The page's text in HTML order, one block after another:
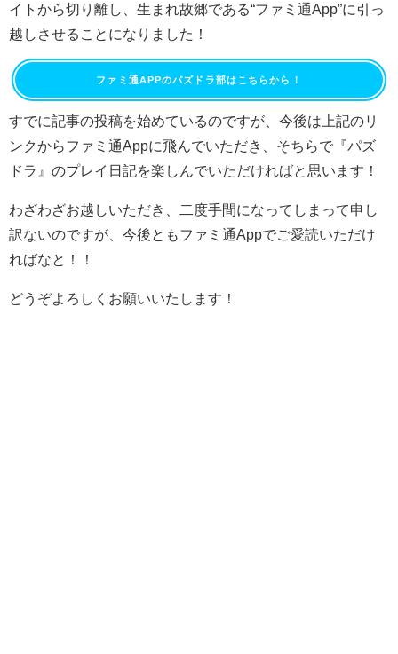
イトから切り離し、生まれ故郷である“ファミ通App”に引っ
越しさせることになりました！
ファミ通APPのパズドラ部はこちらから！
すでに記事の投稿を始めているのですが、今後は上記のリ
ンクからファミ通Appに飛んでいただき、そちらで『パズ
ドラ』のプレイ日記を楽しんでいただければと思います！
わざわざお越しいただき、二度手間になってしまって申し
訳ないのですが、今後ともファミ通Appでご愛読いただけ
ればなと！！
どうぞよろしくお願いいたします！